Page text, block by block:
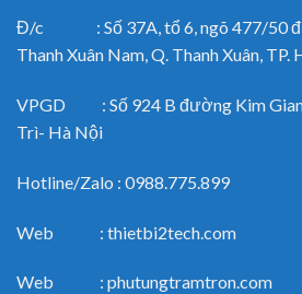
Đ/c : Số 37A, tổ 6, ngõ 477/50
Thanh Xuân Nam, Q. Thanh Xuân, TP.
VPGD : Số 924 B đường Kim
Trì- Hà Nội
Hotline/Zalo : 0988.775.899
Web : thietbi2tech.com
Web : phutungtramtron.com